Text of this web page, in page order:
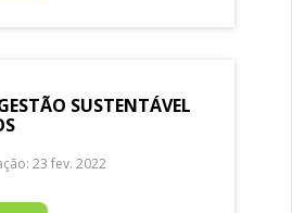
SUSTENTÁVEL
23 fev. 2022